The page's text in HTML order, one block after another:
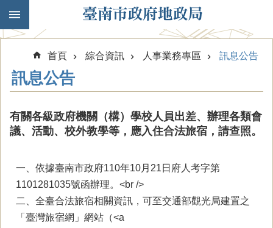
跳到主要內容區塊
首頁 綜合資訊 人事業務專區 訊息公告
訊息公告
有關各級政府機關（構）學校人員出差、辦理各類會
議、活動、校外教學等，應入住合法旅宿，請查照。
一、依據臺南市政府110年10月21日府人考字第
1101281035號函辦理。<br />
二、全臺合法旅宿相關資訊，可至交通部觀光局建置之
「臺灣旅宿網」網站（<a